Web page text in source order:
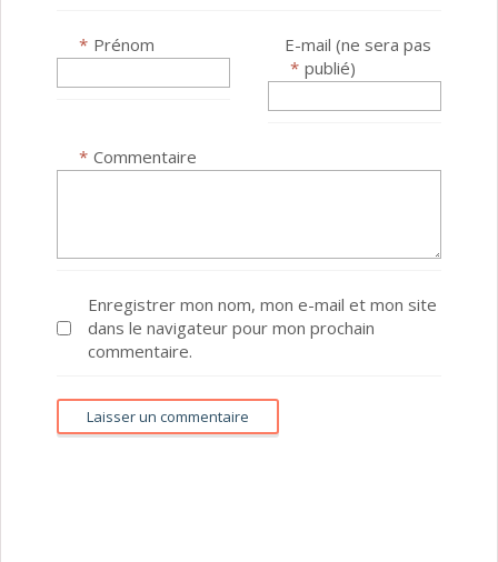
Commentaire
*
Prénom
*
E-mail (ne sera pas
publié)
*
Enregistrer mon nom, mon e-mail et mon site
dans le navigateur pour mon prochain
commentaire.